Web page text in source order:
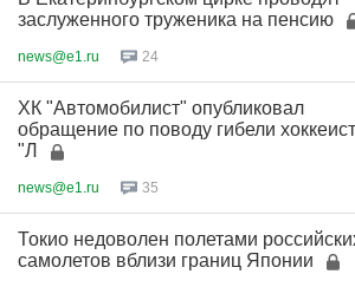
заслуженного труженика на пенсию
news@e1.ru 24
ХК "Автомобилист" опубликовал
обращение по поводу гибели
"Л
news@e1.ru 35
Токио недоволен полетами
самолетов вблизи границ Японии